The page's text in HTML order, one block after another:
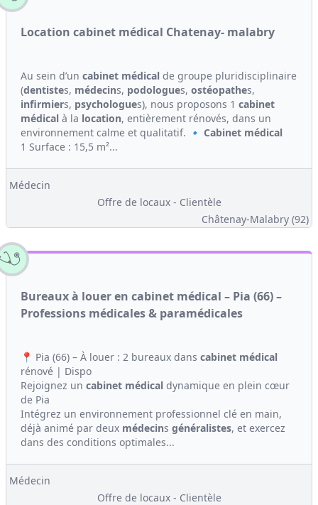
Location cabinet médical Chatenay- malabry
Au sein d’un cabinet médical de groupe pluridisciplinaire
(dentistes, médecins, podologues, ostéopathes,
infirmiers, psychologues), nous proposons 1 cabinet
médical à la location, entièrement rénovés, dans un
environnement calme et qualitatif. 🔹 Cabinet médical
1 Surface : 15,5 m²...
Médecin
Offre de locaux - Clientèle
Châtenay-Malabry (92)
Bureaux à louer en cabinet médical – Pia (66) –
Professions médicales & paramédicales
📍 Pia (66) – À louer : 2 bureaux dans cabinet médical
rénové | Dispo
Rejoignez un cabinet médical dynamique en plein cœur
de Pia
Intégrez un environnement professionnel clé en main,
déjà animé par deux médecins généralistes, et exercez
dans des conditions optimales...
Médecin
Offre de locaux - Clientèle